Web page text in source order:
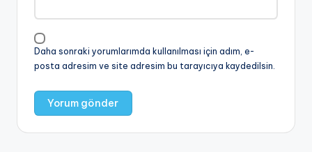
Daha sonraki yorumlarımda kullanılması için adım, e-
posta adresim ve site adresim bu tarayıcıya kaydedilsin.